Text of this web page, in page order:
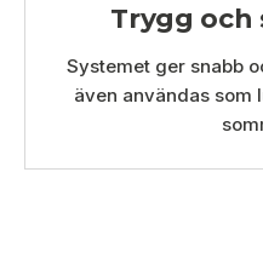
Trygg och
Systemet ger snabb
även användas som